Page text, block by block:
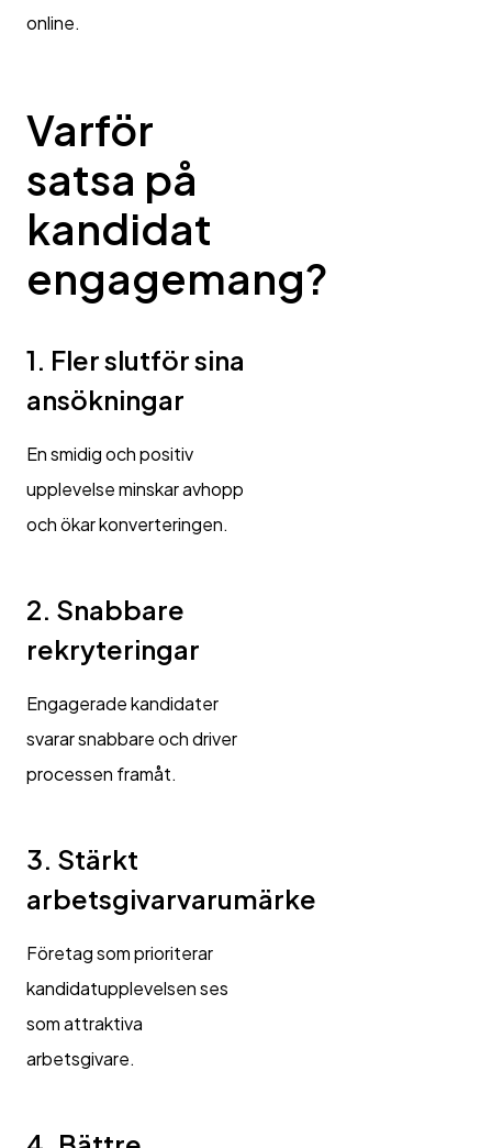
online.
Varför
satsa på
kandidat
engagemang?
1. Fler slutför sina
ansökningar
En smidig och positiv
upplevelse minskar avhopp
och ökar konverteringen.
2. Snabbare
rekryteringar
Engagerade kandidater
svarar snabbare och driver
processen framåt.
3. Stärkt
arbetsgivarvarumärke
Företag som prioriterar
kandidatupplevelsen ses
som attraktiva
arbetsgivare.